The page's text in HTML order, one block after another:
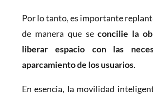
Por lo tanto, es importante
de manera que seconcilie la
liberar espacio con las
aparcamiento de los usuarios.
En esencia, la movilidad